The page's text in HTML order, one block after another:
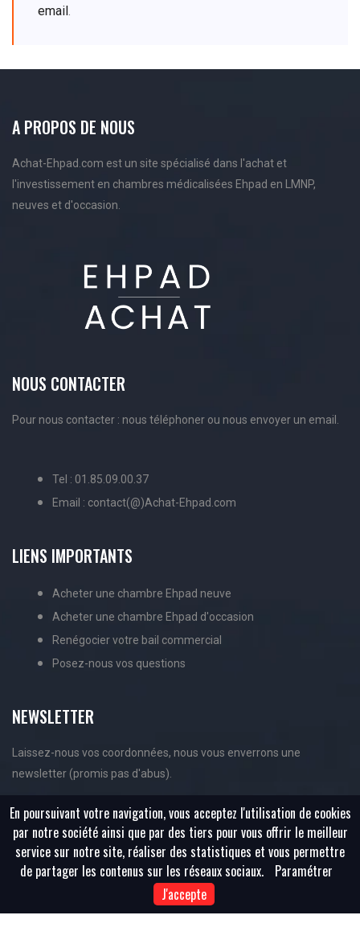
email
A PROPOS DE NOUS
Achat-Ehpad.com est un site spécialisé dans l'achat et
l'investissement en chambres médicalisées Ehpad en LMNP,
neuves et d'occasion.
NOUS CONTACTER
Pour nous contacter : nous téléphoner ou nous envoyer un email.
Tel : 01.85.09.00.37
Email : contact(@)Achat-Ehpad.com
LIENS IMPORTANTS
Acheter une chambre Ehpad neuve
Acheter une chambre Ehpad d'occasion
Renégocier votre bail commercial
Posez-nous vos questions
NEWSLETTER
Laissez-nous vos coordonnées, nous vous enverrons une
newsletter (promis pas d'abus).
En poursuivant votre navigation, vous acceptez l'utilisation de cookies
par notre société ainsi que par des tiers pour vous offrir le meilleur
service sur notre site, réaliser des statistiques et vous permettre
de partager les contenus sur les réseaux sociaux.
Paramétrer
J'accepte